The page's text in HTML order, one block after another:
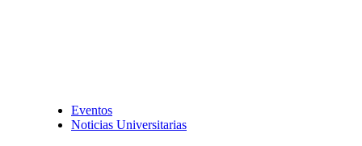
Eventos
Noticias Universitarias